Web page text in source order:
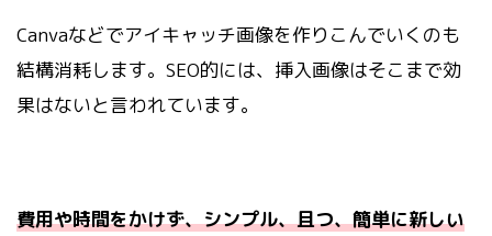
Canvaなどでアイキャッチ画像を作りこんでいくのも
結構消耗します。SEO的には、挿入画像はそこまで効
果はないと言われています。
費用や時間をかけず、シンプル、且つ、簡単に新しい